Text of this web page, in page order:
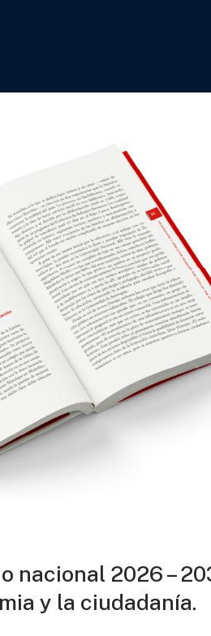
nacional 2026 –
y la ciudadanía.